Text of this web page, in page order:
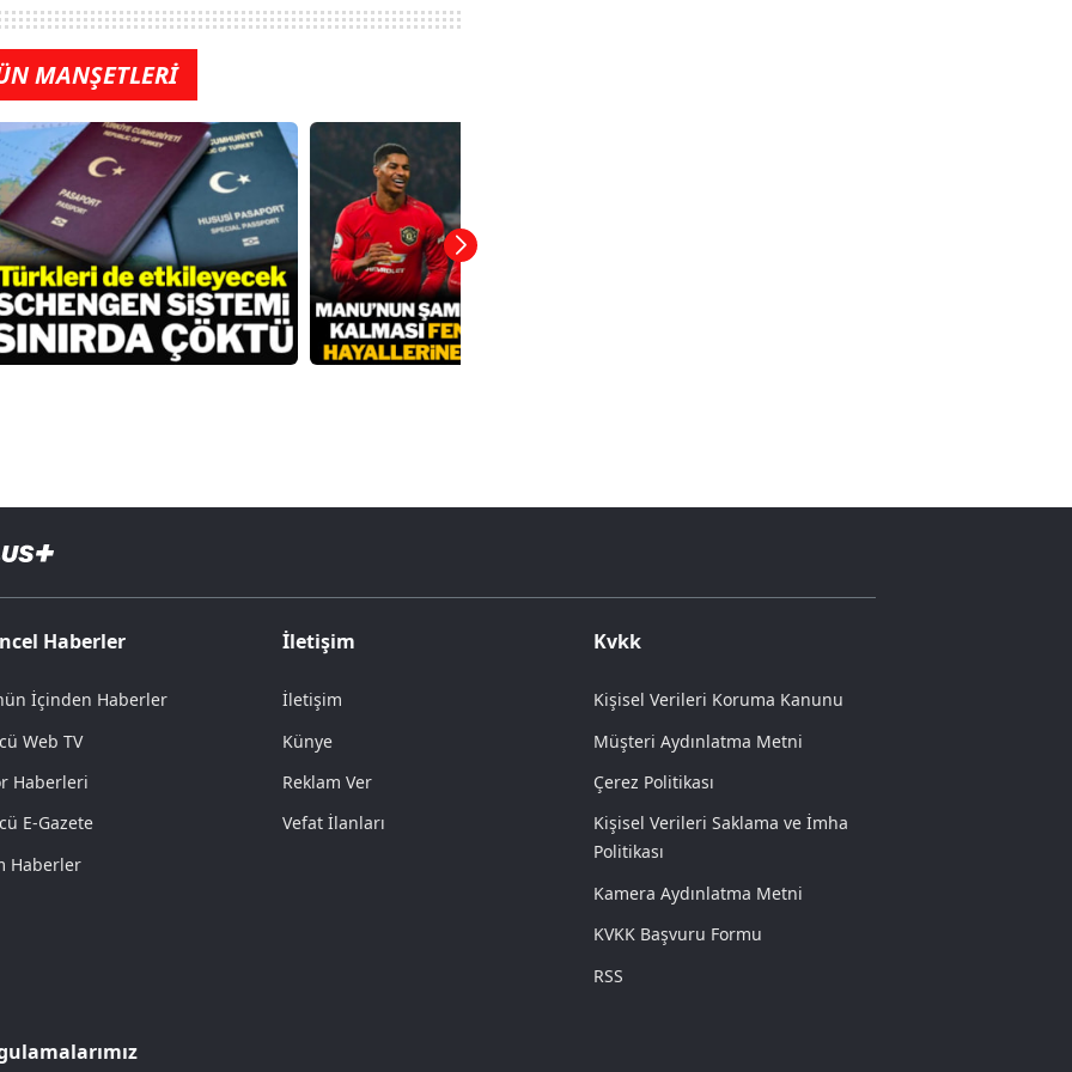
MANŞETLERİ
Haberler
İçinden Haberler
Web TV
Haberleri
E-Gazete
Haberler
İletişim
İletişim
Künye
Reklam Ver
Vefat İlanları
Kvkk
Kişisel Verileri Koruma Kanunu
Müşteri Aydınlatma Metni
Çerez Politikası
Kişisel Verileri Saklama ve İmha
Politikası
Kamera Aydınlatma Metni
KVKK Başvuru Formu
RSS